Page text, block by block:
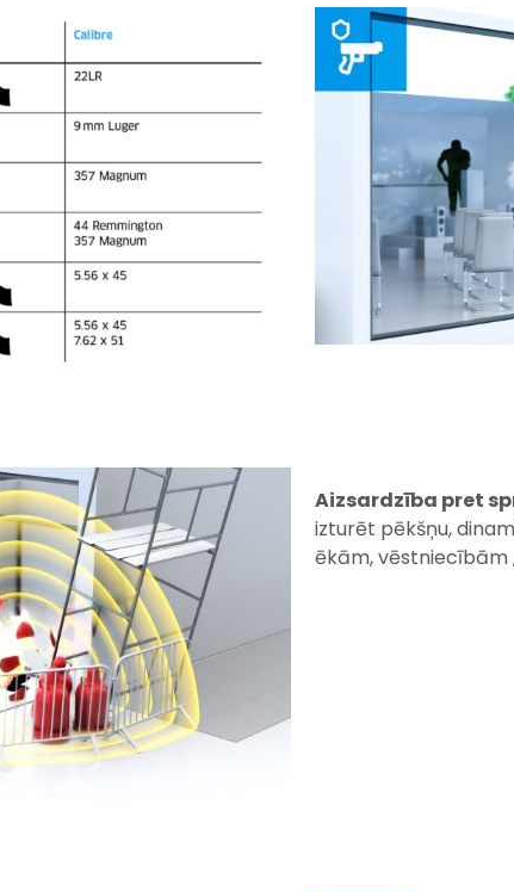
Aizsardzība pret
izturēt pēkšņu,
ēkām, vēstniecībām